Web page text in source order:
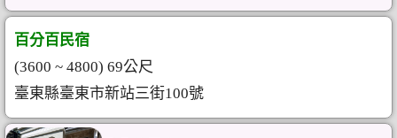
百分百民宿
(3600 ~ 4800) 69公尺
臺東縣臺東市新站三街100號